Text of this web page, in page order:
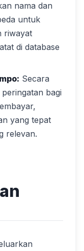
nama dan
untuk
riwayat
di database
Secara
bagi
yang tepat
relevan.